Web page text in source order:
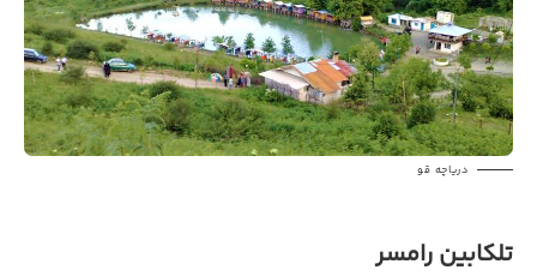
دریاچه قو
تلکابین رامسر